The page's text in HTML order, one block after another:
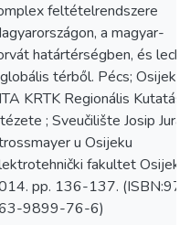
feltételrendszere
a magyar-
határtérségben, és
térből. Pécs; Osijek:
KRTK Regionális
; Sveučilište Josip Juraj
u Osijeku
fakultet Osijek,
pp. 136-137.
9899-76-6)